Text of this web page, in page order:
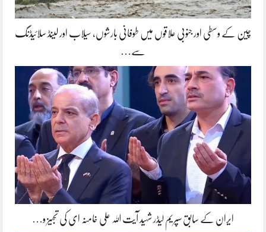
چین کے وسطی اور جنوبی علاقوں میں طوفانی بارشوں، سیلاب اور لینڈ سلائیڈنگ
سے…
ایران کے سابق سپریم لیڈر شہید آیت اللہ علی خامنہ ای کی تجہیز و…